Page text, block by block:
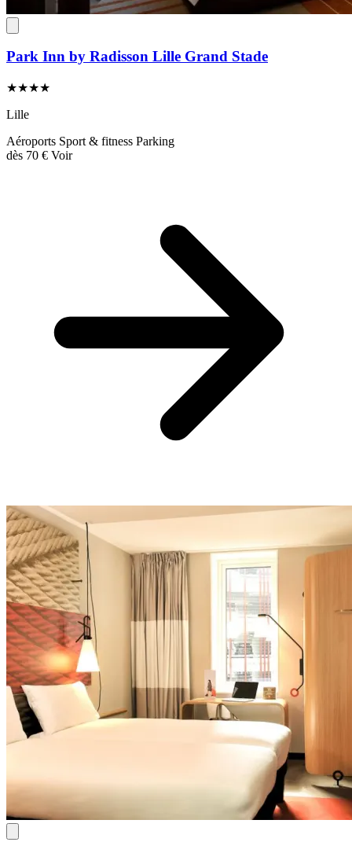
Park Inn by Radisson Lille Grand Stade
★★★★
Lille
Aéroports Sport & fitness Parking
dès 70 € Voir